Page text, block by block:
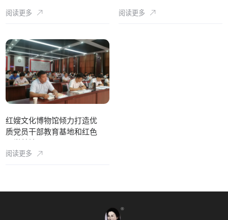
阅读更多 阅读更多
红嫂文化博物馆倾力打造优
质党员干部教育基地和红色
阅读更多